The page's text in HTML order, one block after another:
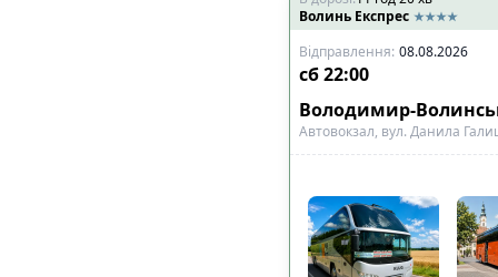
🔌Розетки біля
🔌Розетки в салоні
📺
🎧Особистий
🧳Особливий багаж:
👶Місце для
♿Місце для
Волинь Експрес
Відправлення: 08.08.2026
сб22:00
Володимир-
Автовокзал, вул. Данила